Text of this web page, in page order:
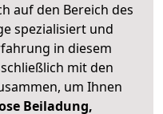
auf den Bereich des
spezialisiert und
in diesem
mit den
um Ihnen
Beiladung,